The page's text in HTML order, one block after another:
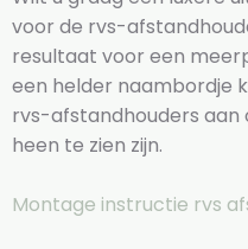
voor de rvs-
resultaat voor een
een helder naambordje
rvs-afstandhouders
heen te zien zijn.
Montage instructie rvs